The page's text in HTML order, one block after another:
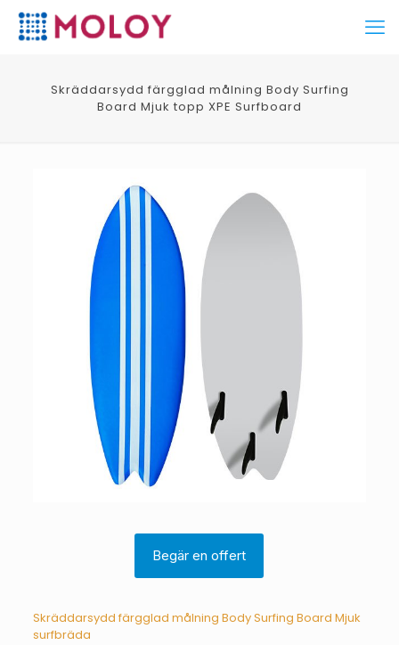
Skräddarsydd färgglad målning Body Surfing
Board Mjuk topp XPE Surfboard
Begär en offert
Skräddarsydd färgglad målning Body Surfing Board Mjuk
surfbräda